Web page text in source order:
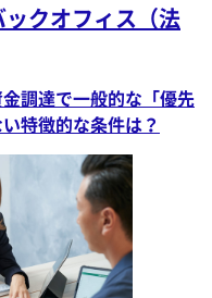
クオフィス（法
調達で一般的な「優先
特徴的な条件は？